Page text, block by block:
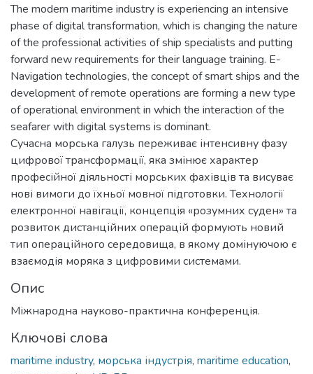
The modern maritime industry is experiencing an intensive
phase of digital transformation, which is changing the nature
of the professional activities of ship specialists and putting
forward new requirements for their language training. E-
Navigation technologies, the concept of smart ships and the
development of remote operations are forming a new type
of operational environment in which the interaction of the
seafarer with digital systems is dominant.
Сучасна морська галузь переживає інтенсивну фазу
цифрової трансформації, яка змінює характер
професійної діяльності морських фахівців та висуває
нові вимоги до їхньої мовної підготовки. Технології
електронної навігації, концепція «розумних суден» та
розвиток дистанційних операцій формують новий
тип операційного середовища, в якому домінуючою є
взаємодія моряка з цифровими системами.
Опис
Міжнародна науково-практична конференція.
Ключові слова
maritime industry, морська індустрія, maritime education,